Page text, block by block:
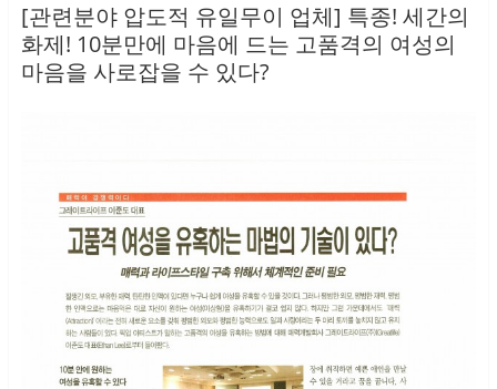
[관련분야 압도적 유일무이 업체] 특종! 세간의
화제! 10분만에 마음에 드는 고품격의 여성의
마음을 사로잡을 수 있다?